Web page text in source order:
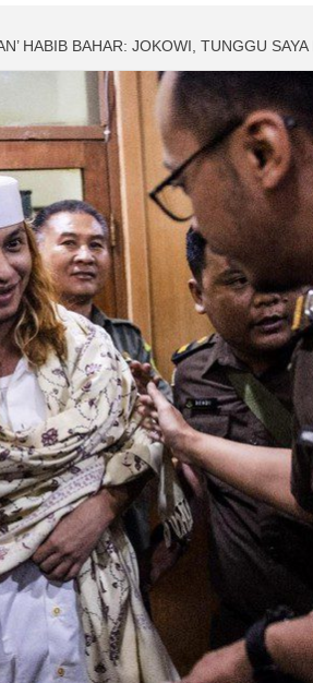
HABIB BAHAR: JOKOWI, TUNGGU SAYA